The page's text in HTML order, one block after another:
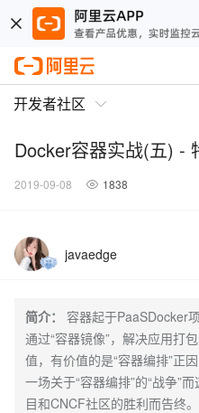
开发者社区
Docker容器实战(五) -
2019-09-08 1838
javaedge
简介：
容器起于PaaSDocker
通过“容器镜像”，解决应用打
值，有价值的是“容器编排”正
一场关于“容器编排”的“战争”
目和CNCF社区的胜利而告终。